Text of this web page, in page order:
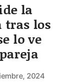
la
tras los
lo ve
2024